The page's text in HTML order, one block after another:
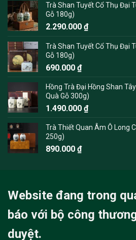
Trà Shan Tuyết Cổ Thụ Đại
Gỗ 180g)
2.290.000 ₫
Trà Shan Tuyết Cổ Thụ Đại
Gỗ 180g)
690.000 ₫
Hồng Trà Đại Hồng Shan
Quà Gỗ 300g)
1.490.000 ₫
Trà Thiết Quan Âm Ô Long
250g)
890.000 ₫
Website đang trong
báo với bộ công
duyệt.